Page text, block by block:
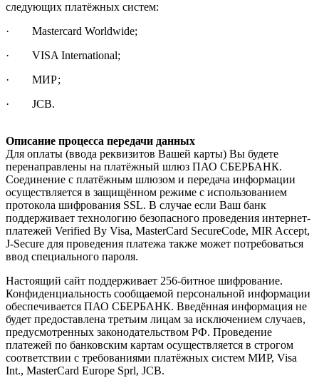
следующих платёжных систем:
· Mastercard Worldwide;
· VISA International;
· МИР;
· JCB.
Описание процесса передачи данных
Для оплаты (ввода реквизитов Вашей карты) Вы будете
перенаправлены на платёжный шлюз ПАО СБЕРБАНК.
Соединение с платёжным шлюзом и передача информации
осуществляется в защищённом режиме с использованием
протокола шифрования SSL. В случае если Ваш банк
поддерживает технологию безопасного проведения интернет-
платежей Verified By Visa, MasterCard SecureCode, MIR Accept,
J-Secure для проведения платежа также может потребоваться
ввод специального пароля.
Настоящий сайт поддерживает 256-битное шифрование.
Конфиденциальность сообщаемой персональной информации
обеспечивается ПАО СБЕРБАНК. Введённая информация не
будет предоставлена третьим лицам за исключением случаев,
предусмотренных законодательством РФ. Проведение
платежей по банковским картам осуществляется в строгом
соответствии с требованиями платёжных систем МИР, Visa
Int., MasterCard Europe Sprl, JCB.